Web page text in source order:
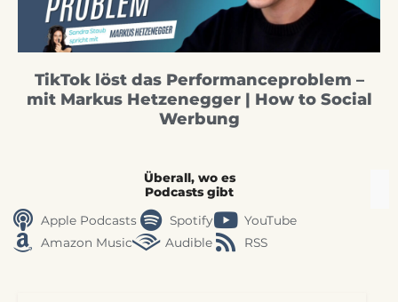
TikTok löst das Performanceproblem –
mit Markus Hetzenegger | How to Social
Werbung
Überall, wo es
Podcasts gibt
Apple Podcasts
Spotify
YouTube
Amazon Music
Audible RSS